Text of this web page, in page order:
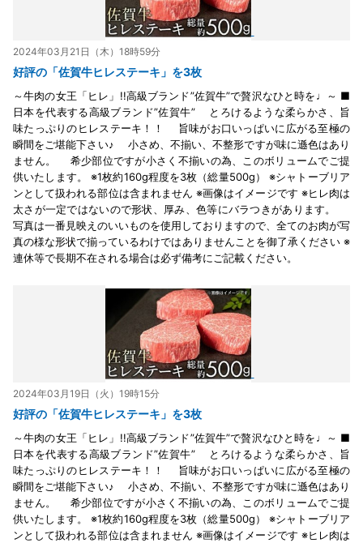
2024年03月21日（木）18時59分
好評の「佐賀牛ヒレステーキ」を3枚
～牛肉の女王「ヒレ」!!高級ブランド”佐賀牛”で贅沢なひと時を♩～ ■
日本を代表する高級ブランド”佐賀牛” とろけるような柔らかさ、旨
味たっぷりのヒレステーキ！！ 旨味がお口いっぱいに広がる至極の
瞬間をご堪能下さい♪ 小さめ、不揃い、不整形ですが味に遜色はあり
ません。 希少部位ですが小さく不揃いの為、このボリュームでご提
供いたします。 ※1枚約160g程度を3枚（総量500g） ※シャトーブリア
ンとして扱われる部位は含まれません ※画像はイメージです ※ヒレ肉は
太さが一定ではないので形状、厚み、色等にバラつきがあります。
写真は一番見映えのいいものを使用しておりますので、全てのお肉が写
真の様な形状で揃っているわけではありませんことを御了承ください ※
連休等で長期不在される場合は必ず備考にご記載ください。
2024年03月19日（火）19時15分
好評の「佐賀牛ヒレステーキ」を3枚
～牛肉の女王「ヒレ」!!高級ブランド”佐賀牛”で贅沢なひと時を♩～ ■
日本を代表する高級ブランド”佐賀牛” とろけるような柔らかさ、旨
味たっぷりのヒレステーキ！！ 旨味がお口いっぱいに広がる至極の
瞬間をご堪能下さい♪ 小さめ、不揃い、不整形ですが味に遜色はあり
ません。 希少部位ですが小さく不揃いの為、このボリュームでご提
供いたします。 ※1枚約160g程度を3枚（総量500g） ※シャトーブリア
ンとして扱われる部位は含まれません ※画像はイメージです ※ヒレ肉は